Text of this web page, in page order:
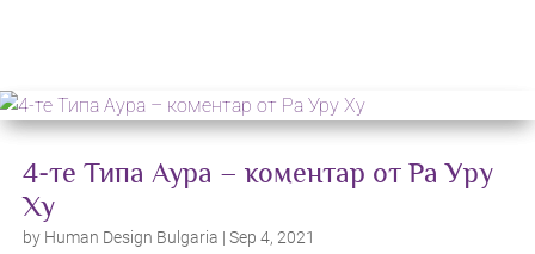
4-те Типа Аура – коментар от Ра Уру
Ху
by Human Design Bulgaria | Sep 4, 2021